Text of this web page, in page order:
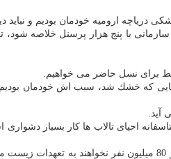
محیط زیست وابسته به سازمانی با پنج هزار پرسنل
برای نسل حاضر می خواهیم.
كه خشك شد، سبب اش خودمان بودیم.
احیای تالاب ها كار بسیار
از یك سازمان دولتی نیست؛ اگر 80 میلیون نفر نخواهند